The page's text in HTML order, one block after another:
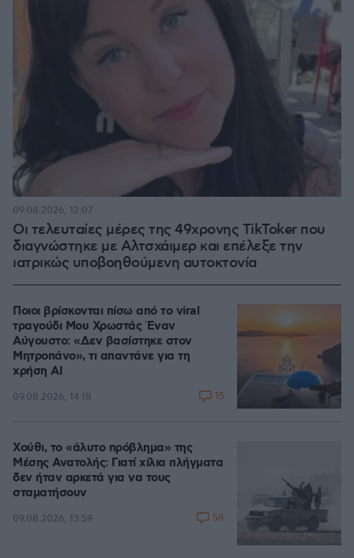
Οι τελευταίες μέρες της 49χρονης TikToker που
διαγνώστηκε με Αλτσχάιμερ και επέλεξε την
ιατρικώς υποβοηθούμενη αυτοκτονία
09.08.2026, 12:07
Ποιοι βρίσκονται πίσω από το viral
τραγούδι Μου Χρωστάς Έναν
Αύγουστο: «Δεν βασίστηκε στον
Μητροπάνο», τι απαντάνε για τη
χρήση AI
09.08.2026, 14:18 15
Χούθι, το «άλυτο πρόβλημα» της
Μέσης Ανατολής: Γιατί χίλια πλήγματα
δεν ήταν αρκετά για να τους
σταματήσουν
09.08.2026, 13:59 58